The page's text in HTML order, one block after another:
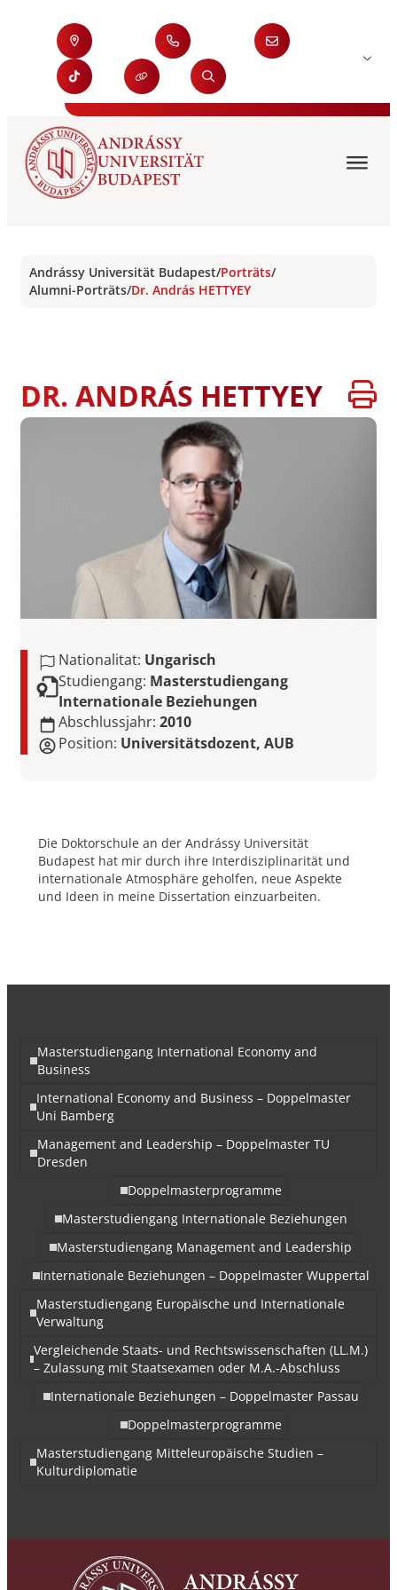
Andrássy Universität Budapest/Porträts/
Alumni-Porträts/Dr. András HETTYEY
DR. ANDRÁS HETTYEY
Nationalitat: Ungarisch
Studiengang: Masterstudiengang
Internationale Beziehungen
Abschlussjahr: 2010
Position: Universitätsdozent, AUB
Die Doktorschule an der Andrássy Universität
Budapest hat mir durch ihre Interdisziplinarität und
internationale Atmosphäre geholfen, neue Aspekte
und Ideen in meine Dissertation einzuarbeiten.
Masterstudiengang International Economy and
Business
International Economy and Business – Doppelmaster
Uni Bamberg
Management and Leadership – Doppelmaster TU
Dresden
Doppelmasterprogramme
Masterstudiengang Internationale Beziehungen
Masterstudiengang Management and Leadership
Internationale Beziehungen – Doppelmaster Wuppertal
Masterstudiengang Europäische und Internationale
Verwaltung
Vergleichende Staats- und Rechtswissenschaften (LL.M.)
– Zulassung mit Staatsexamen oder M.A.-Abschluss
Internationale Beziehungen – Doppelmaster Passau
Doppelmasterprogramme
Masterstudiengang Mitteleuropäische Studien –
Kulturdiplomatie